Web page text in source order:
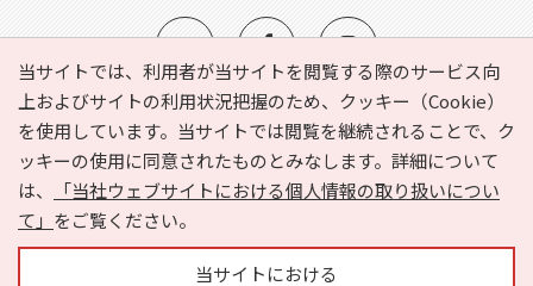
当サイトでは、利用者が当サイトを閲覧する際のサービス向
上およびサイトの利用状況把握のため、クッキー（Cookie）
を使用しています。当サイトでは閲覧を継続されることで、ク
ッキーの使用に同意されたものとみなします。詳細について
は、
「当社ウェブサイトにおける個人情報の取り扱いについ
て」 をご覧ください。
当サイトにおける
e-NAVITA（イーナビタ）とは？ お気に入り
ヘルプ
利用規約
個人情報の取り扱いについて
運営会社
サイトマップ
広告掲載に関するお問い合わせ